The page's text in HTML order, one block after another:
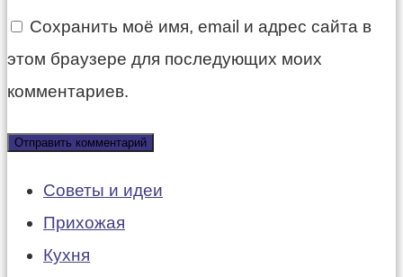
Сохранить моё имя, email и адрес сайта в
этом браузере для последующих моих
комментариев.
Советы и идеи
Прихожая
Кухня